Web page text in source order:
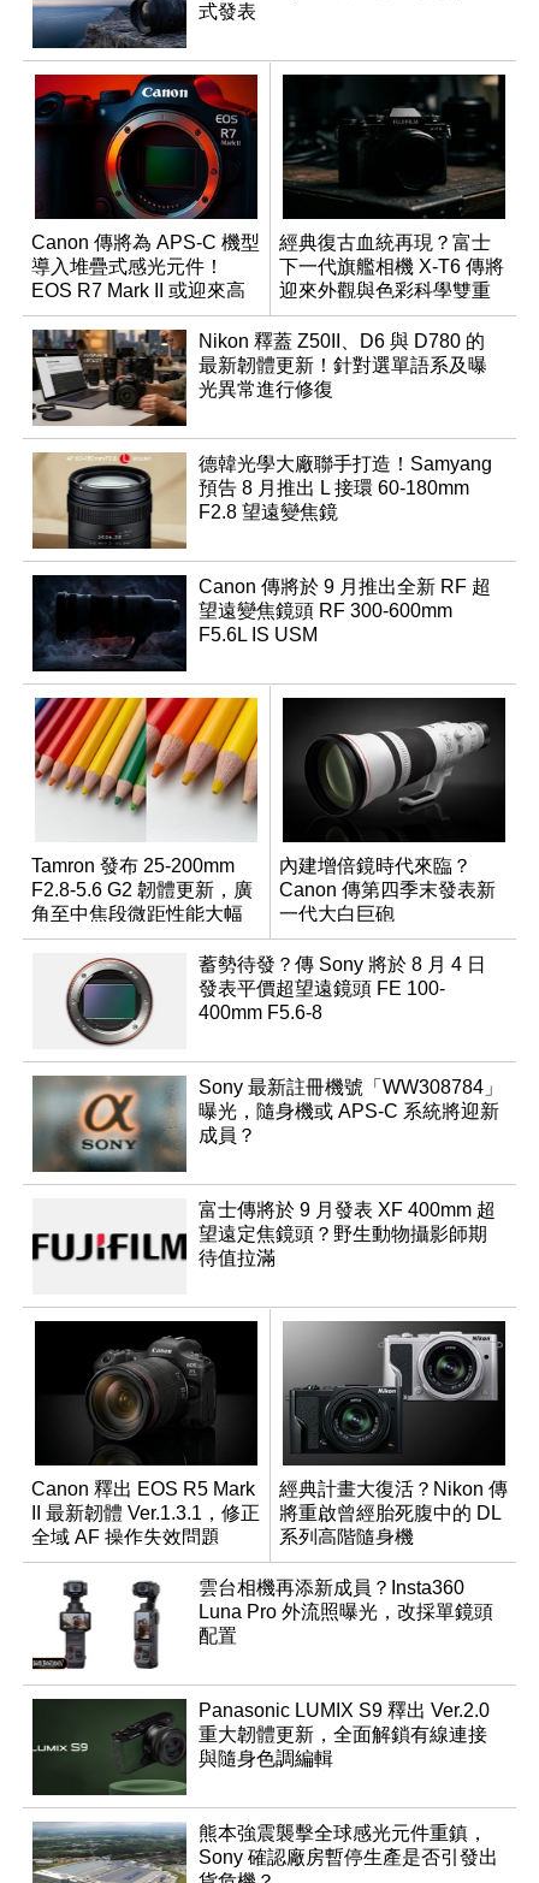
式發表
Canon 傳將為 APS-C 機型
導入堆疊式感光元件！
EOS R7 Mark II 或迎來高
速讀出升級
經典復古血統再現？富士
下一代旗艦相機 X-T6 傳將
迎來外觀與色彩科學雙重
優化
Nikon 釋蓋 Z50II、D6 與 D780 的
最新韌體更新！針對選單語系及曝
光異常進行修復
德韓光學大廠聯手打造！Samyang
預告 8 月推出 L 接環 60-180mm
F2.8 望遠變焦鏡
Canon 傳將於 9 月推出全新 RF 超
望遠變焦鏡頭 RF 300-600mm
F5.6L IS USM
Tamron 發布 25-200mm
F2.8-5.6 G2 韌體更新，廣
角至中焦段微距性能大幅
升級
內建增倍鏡時代來臨？
Canon 傳第四季末發表新
一代大白巨砲
蓄勢待發？傳 Sony 將於 8 月 4 日
發表平價超望遠鏡頭 FE 100-
400mm F5.6-8
Sony 最新註冊機號「WW308784」
曝光，隨身機或 APS-C 系統將迎新
成員？
富士傳將於 9 月發表 XF 400mm 超
望遠定焦鏡頭？野生動物攝影師期
待值拉滿
Canon 釋出 EOS R5 Mark
II 最新韌體 Ver.1.3.1，修正
全域 AF 操作失效問題
經典計畫大復活？Nikon 傳
將重啟曾經胎死腹中的 DL
系列高階隨身機
雲台相機再添新成員？Insta360
Luna Pro 外流照曝光，改採單鏡頭
配置
Panasonic LUMIX S9 釋出 Ver.2.0
重大韌體更新，全面解鎖有線連接
與隨身色調編輯
熊本強震襲擊全球感光元件重鎮，
Sony 確認廠房暫停生產是否引發出